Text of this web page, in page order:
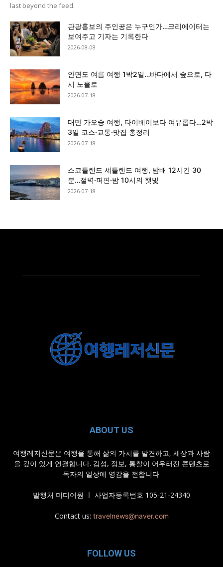
last beyond the feed.
관광홍보의 주인공은 누구인가…크리에이터는
보여주고 기자는 기록한다
2026-08-08
안면도 여름 여행 1박2일…바다에서 숲으로, 다
시 노을로
2026-07-18
대만 가오슝 여행, 타이베이보다 여유롭다…2박
3일 코스·교통·맛집 총정리
2026-07-18
스코틀랜드 셰틀랜드 여행, 밤배 12시간 30
분…절벽·퍼핀·밤 10시의 햇빛
2026-07-18
ABOUT US
여행레저신문은 여행을 통해 삶의 가치를 발견하고, 세상과 사람
을 깊이 있게 연결합니다. 감성, 정보, 통찰이 어우러진 콘텐츠로
독자의 일상에 영감을 전합니다.
발행처 미디어원 ㅣ 사업자등록번호 105-21-24340
Contact us: travelnews@naver.com
FOLLOW US